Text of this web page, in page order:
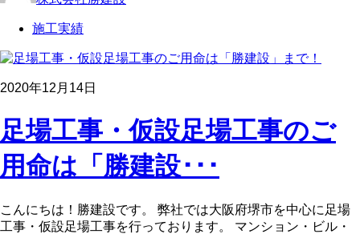
施工実績
2020年12月14日
足場工事・仮設足場工事のご
用命は「勝建設･･･
こんにちは！勝建設です。 弊社では大阪府堺市を中心に足場
工事・仮設足場工事を行っております。 マンション・ビル・